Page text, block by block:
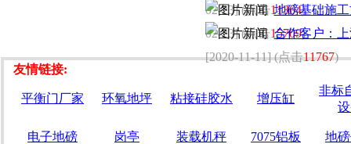
02-23] (点击11364)
地磅基础施
02-23] (点击15709)
合作客户：
[2020-11-11] (点击11767)
友情链接:
平衡门厂家 环氧地坪 粘接硅胶水 增压缸
非标
电子地磅 岗亭 装载机秤 7075铝板 地